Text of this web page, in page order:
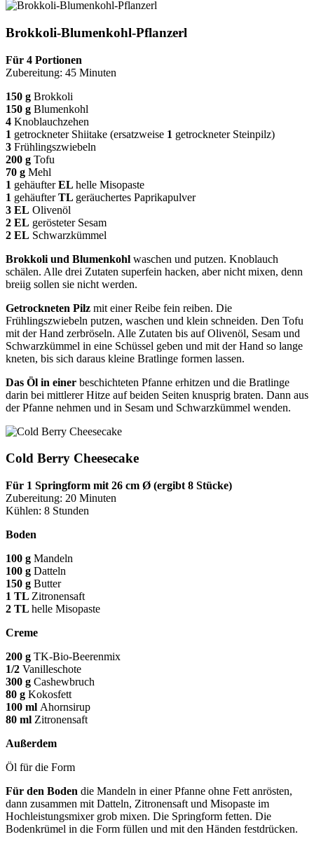
Brokkoli-Blumenkohl-Pflanzerl
Für 4 Portionen
Zubereitung: 45 Minuten
150 g Brokkoli
150 g Blumenkohl
4 Knoblauchzehen
1 getrockneter Shiitake (ersatzweise 1 getrockneter Steinpilz)
3 Frühlingszwiebeln
200 g Tofu
70 g Mehl
1 gehäufterEL helle Misopaste
1 gehäufterTL geräuchertes Paprikapulver
3 EL Olivenöl
2 EL gerösteter Sesam
2 EL Schwarzkümmel
Brokkoli und Blumenkohl waschen und putzen. Knob­lauch
schälen. Alle drei Zutaten superfein hacken, aber nicht mixen, denn
breiig sollen sie nicht werden.
Getrockneten Pilz mit einer Reibe fein reiben. Die
Frühlingszwiebeln putzen, waschen und klein schneiden. Den Tofu
mit der Hand zerbröseln. Alle Zutaten bis auf Olivenöl, Sesam und
Schwarzkümmel in eine Schüssel geben und mit der Hand so lange
kneten, bis sich daraus kleine Bratlinge formen lassen.
Das Öl in einer beschichteten Pfanne erhitzen und die Bratlinge
darin bei mittlerer Hitze auf beiden Seiten knusp­rig braten. Dann aus
der Pfanne nehmen und in Sesam und Schwarzkümmel wenden.
Cold Berry Cheesecake
Für 1 Springform mit 26 cm Ø (ergibt 8 Stücke)
Zubereitung: 20 Minuten
Kühlen: 8 Stunden
Boden
100 g Mandeln
100 g Datteln
150 g Butter
1 TL Zitronensaft
2 TL helle Misopaste
Creme
200 g TK-Bio-Beerenmix
1/2 Vanilleschote
300 g Cashewbruch
80 g Kokosfett
100 ml Ahornsirup
80 ml Zitronensaft
Außerdem
Öl für die Form
Für den Boden die Mandeln in einer Pfanne ohne Fett anrösten,
dann zusammen mit Datteln, Zitronensaft und Misopaste im
Hochleistungsmixer grob mixen. Die Springform fetten. Die
Bodenkrümel in die Form füllen und mit den Händen festdrücken.